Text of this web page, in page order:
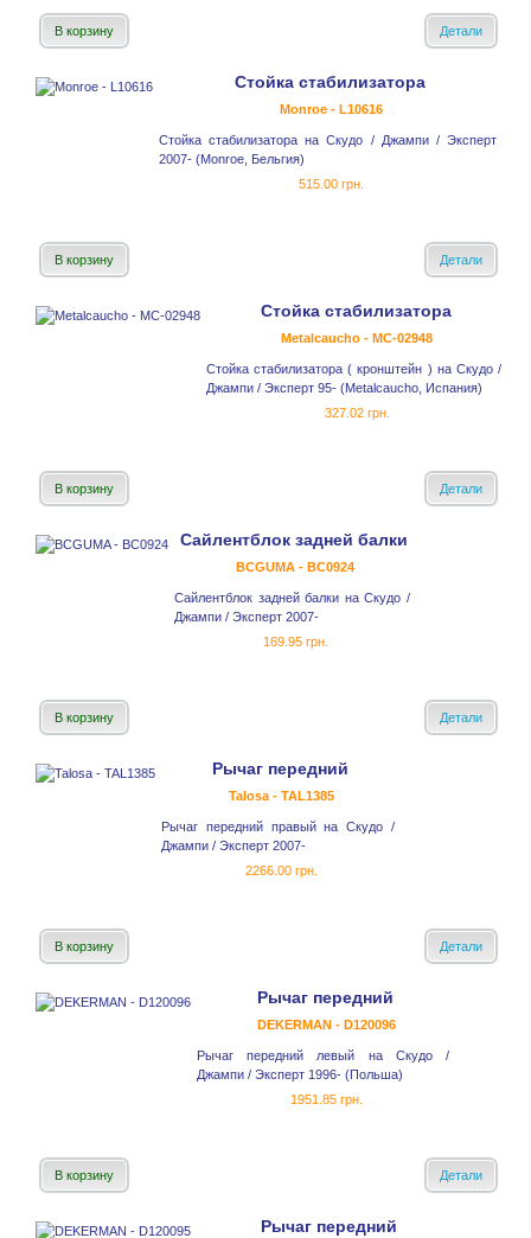
В корзину Детали
Стойка стабилизатора
Monroe - L10616
Стойка стабилизатора на Скудо / Джампи / Эксперт
2007- (Monroe, Бельгия)
515.00 грн.
В корзину Детали
Стойка стабилизатора
Metalcaucho - MC-02948
Стойка стабилизатора ( кронштейн ) на Скудо /
Джампи / Эксперт 95- (Metalcaucho, Испания)
327.02 грн.
В корзину Детали
Сайлентблок задней балки
BCGUMA - BC0924
Сайлентблок задней балки на Скудо /
Джампи / Эксперт 2007-
169.95 грн.
В корзину Детали
Рычаг передний
Talosa - TAL1385
Рычаг передний правый на Скудо /
Джампи / Эксперт 2007-
2266.00 грн.
В корзину Детали
Рычаг передний
DEKERMAN - D120096
Рычаг передний левый на Скудо /
Джампи / Эксперт 1996- (Польша)
1951.85 грн.
В корзину Детали
Рычаг передний